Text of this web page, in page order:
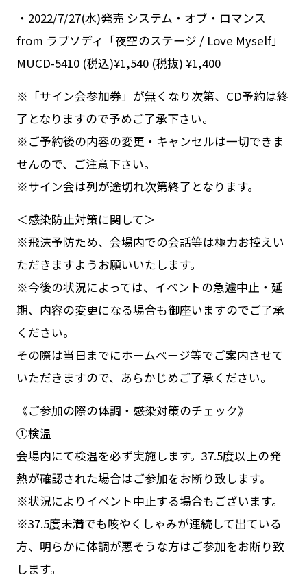
・2022/7/27(水)発売 システム・オブ・ロマンス
from ラプソディ「夜空のステージ / Love Myself」
MUCD-5410 (税込)¥1,540 (税抜) ¥1,400
※「サイン会参加券」が無くなり次第、CD予約は終
了となりますので予めご了承下さい。
※ご予約後の内容の変更・キャンセルは一切できま
せんので、ご注意下さい。
※サイン会は列が途切れ次第終了となります。
＜感染防止対策に関して＞
※飛沫予防ため、会場内での会話等は極力お控えい
ただきますようお願いいたします。
※今後の状況によっては、イベントの急遽中止・延
期、内容の変更になる場合も御座いますのでご了承
ください。
その際は当日までにホームページ等でご案内させて
いただきますので、あらかじめご了承ください。
《ご参加の際の体調・感染対策のチェック》
①検温
会場内にて検温を必ず実施します。37.5度以上の発
熱が確認された場合はご参加をお断り致します。
※状況によりイベント中止する場合もございます。
※37.5度未満でも咳やくしゃみが連続して出ている
方、明らかに体調が悪そうな方はご参加をお断り致
します。